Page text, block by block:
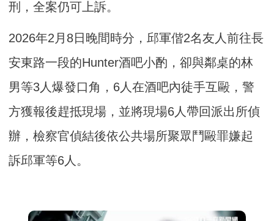
刑，全案仍可上訴。
2026年2月8日晚間時分，邱軍偕2名友人前往長
安東路一段的Hunter酒吧小酌，卻與鄰桌的林
男等3人爆發口角，6人在酒吧內徒手互毆，警
方獲報後趕抵現場，並將現場6人帶回派出所偵
辦，檢察官偵結後依公共場所聚眾鬥毆罪嫌起
訴邱軍等6人。